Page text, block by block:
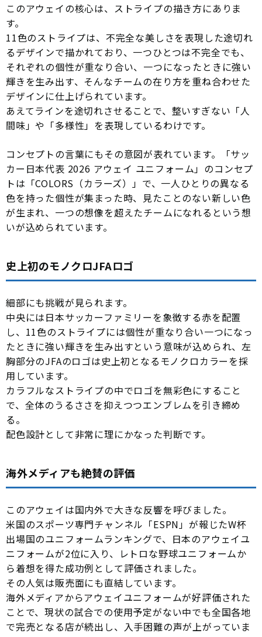
このアウェイの核心は、ストライプの描き方にありま
す。
11色のストライプは、不完全な美しさを表現した途切れ
るデザインで描かれており、一つひとつは不完全でも、
それぞれの個性が重なり合い、一つになったときに強い
輝きを生み出す、そんなチームの在り方を重ね合わせた
デザインに仕上げられています。
あえてラインを途切れさせることで、整いすぎない「人
間味」や「多様性」を表現しているわけです。
コンセプトの言葉にもその意図が表れています。「サッ
カー日本代表 2026 アウェイ ユニフォーム」のコンセプ
トは「COLORS（カラーズ）」で、一人ひとりの異なる
色を持った個性が集まった時、見たことのない新しい色
が生まれ、一つの想像を超えたチームになれるという想
いが込められています。
史上初のモノクロJFAロゴ
細部にも挑戦が見られます。
中央には日本サッカーファミリーを象徴する赤を配置
し、11色のストライプには個性が重なり合い一つになっ
たときに強い輝きを生み出すという意味が込められ、左
胸部分のJFAのロゴは史上初となるモノクロカラーを採
用しています。
カラフルなストライプの中でロゴを無彩色にすること
で、全体のうるささを抑えつつエンブレムを引き締め
る。
配色設計として非常に理にかなった判断です。
海外メディアも絶賛の評価
このアウェイは国内外で大きな反響を呼びました。
米国のスポーツ専門チャンネル「ESPN」が報じたW杯
出場国のユニフォームランキングで、日本のアウェイユ
ニフォームが2位に入り、レトロな野球ユニフォームか
ら着想を得た成功例として評価されました。
その人気は販売面にも直結しています。
海外メディアからアウェイユニフォームが好評価された
ことで、現状の試合での使用予定がない中でも全国各地
で完売となる店が続出し、入手困難の声が上がっていま